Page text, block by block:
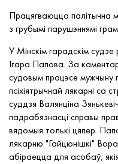
Працягваюцца палітычна
з грубымі парушэннямі
У Мінскім гарадскім
Ігара Папова. За
судовым працэсе мужчыну
псіхіятрычнай лякарні са
суддзя Валянціна
падрабязнасці справы
вядомыя толькі цяпер.
лякарню "Гайцюнішкі"
абіраецца для асобаў,